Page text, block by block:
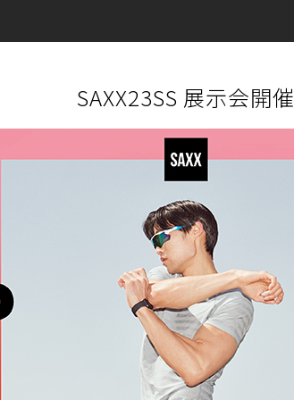
SAXX23SS 展示会開催